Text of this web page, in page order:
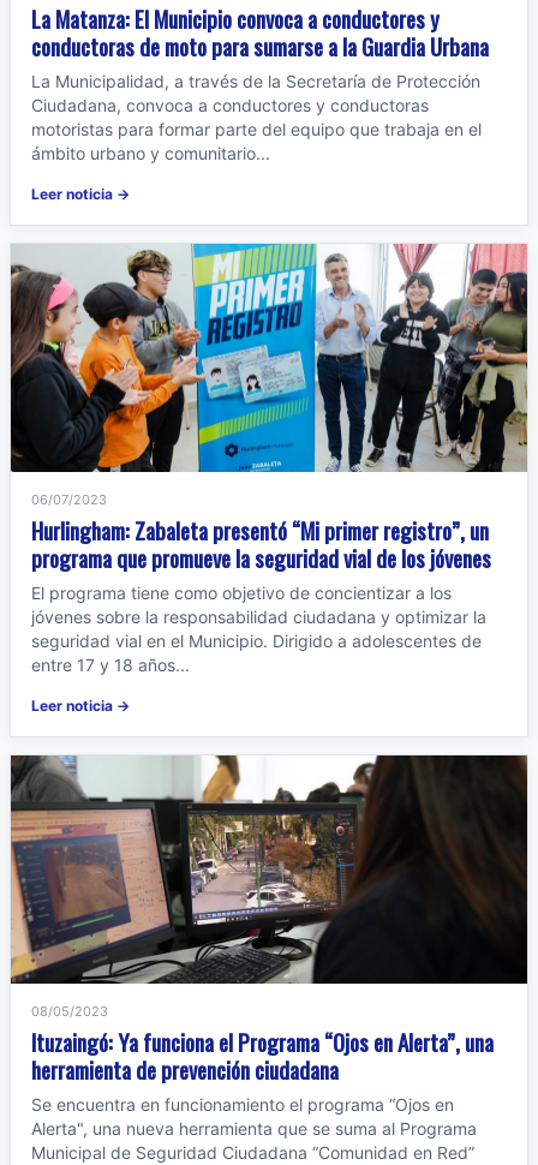
La Matanza: El Municipio convoca a conductores y
conductoras de moto para sumarse a la Guardia Urbana
La Municipalidad, a través de la Secretaría de Protección
Ciudadana, convoca a conductores y conductoras
motoristas para formar parte del equipo que trabaja en el
ámbito urbano y comunitario...
Leer noticia →
06/07/2023
Hurlingham: Zabaleta presentó “Mi primer registro”, un
programa que promueve la seguridad vial de los jóvenes
El programa tiene como objetivo de concientizar a los
jóvenes sobre la responsabilidad ciudadana y optimizar la
seguridad vial en el Municipio. Dirigido a adolescentes de
entre 17 y 18 años...
Leer noticia →
08/05/2023
Ituzaingó: Ya funciona el Programa “Ojos en Alerta”, una
herramienta de prevención ciudadana
Se encuentra en funcionamiento el programa “Ojos en
Alerta", una nueva herramienta que se suma al Programa
Municipal de Seguridad Ciudadana “Comunidad en Red”